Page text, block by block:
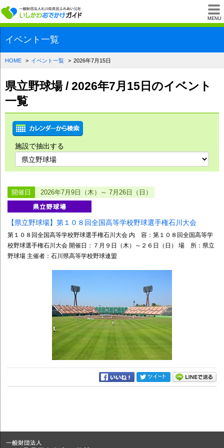
MENU
一般財団法人石川
イベント一覧
HOME イベント一覧 2026年7月15日
県立野球場 / 2026年7月15日のイベント
一覧
施設で抽出する
開催日 2026年7月9日（木）～ 7月26日（日）
【県立野球場】第１０８回全国高等学校野球選手権石川大会
第１０８回全国高等学校野球選手権石川大会 内 容：第１０８回全国高等学
校野球選手権石川大会 開催日：７月９日（木）～２６日（日） 場 所：県立
野球場 主催者：石川県高等学校野球連盟